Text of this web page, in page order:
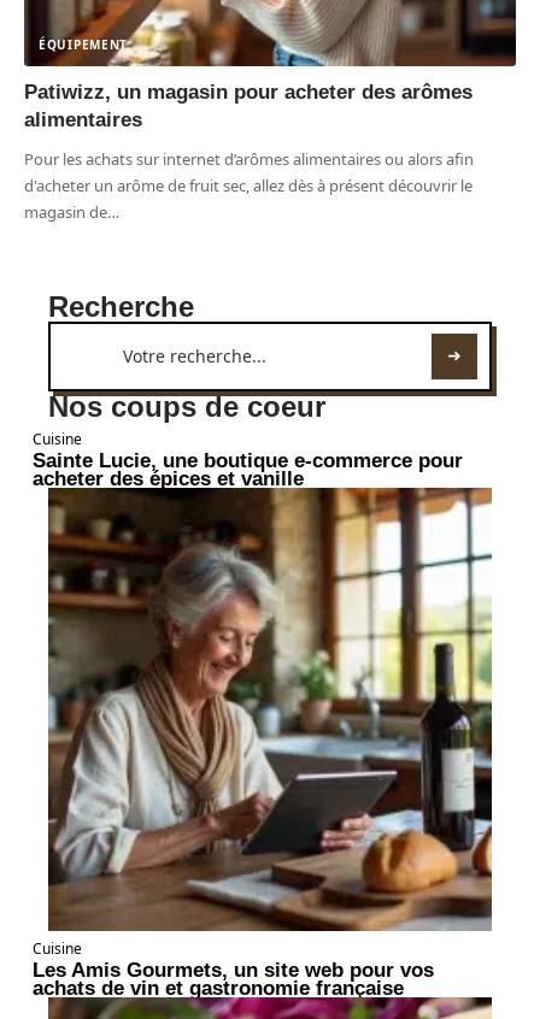
ÉQUIPEMENT
Patiwizz, un magasin pour acheter des arômes
alimentaires
Pour les achats sur internet d’arômes alimentaires ou alors afin
d'acheter un arôme de fruit sec, allez dès à présent découvrir le
magasin de…
Recherche
Nos coups de coeur
Cuisine
Sainte Lucie, une boutique e-commerce pour
acheter des épices et vanille
Cuisine
Les Amis Gourmets, un site web pour vos
achats de vin et gastronomie française